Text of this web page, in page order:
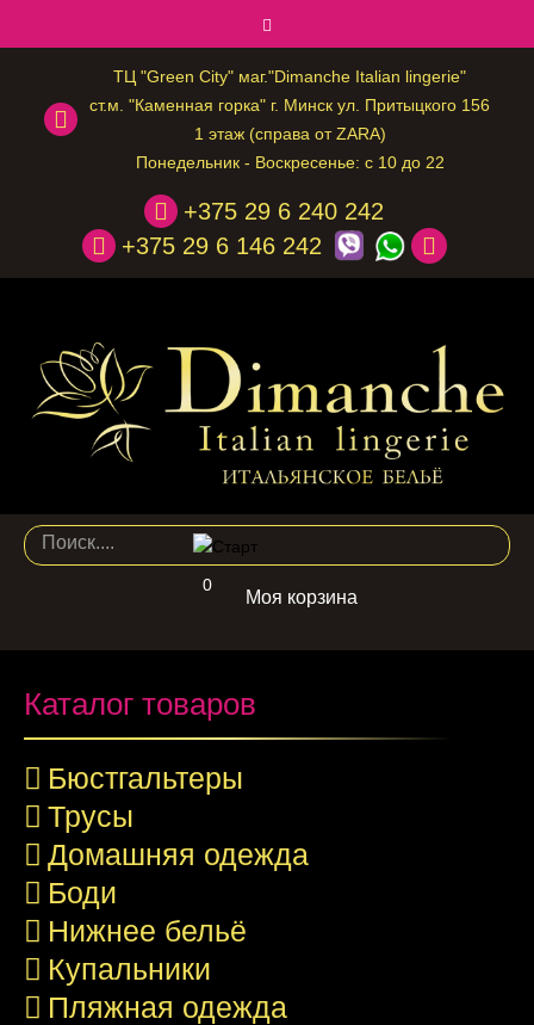
ТЦ "Green City" маг."Dimanche Italian lingerie"
ст.м. "Каменная горка" г. Минск ул. Притыцкого 156
1 этаж (справа от ZARA)
Понедельник - Воскресенье: с 10 до 22
+375 29 6 240 242
+375 29 6 146 242
0
Моя корзина
Каталог товаров
Бюстгальтеры
Трусы
Домашняя одежда
Боди
Нижнее бельё
Купальники
Пляжная одежда